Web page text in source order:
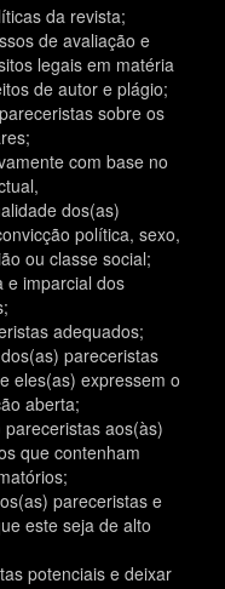
da revista;
de avaliação e
legais em matéria
de autor e plágio;
sobre os
com base no
dos(as)
política, sexo,
ou classe social;
e imparcial dos
adequados;
pareceristas
eles(as) expressem o
aberta;
aos(às)
que contenham
pareceristas e
este seja de alto
potenciais e deixar